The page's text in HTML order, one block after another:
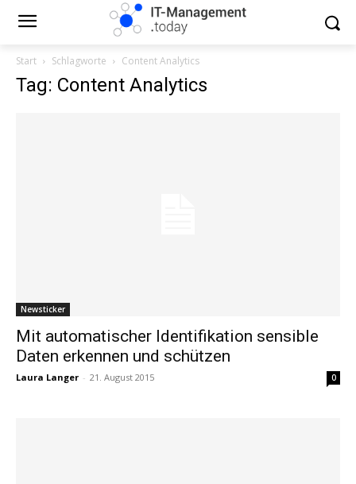
Start Schlagworte Content Analytics
Tag: Content Analytics
Newsticker
Mit automatischer Identifikation sensible
Daten erkennen und schützen
Laura Langer - 21. August 2015 0